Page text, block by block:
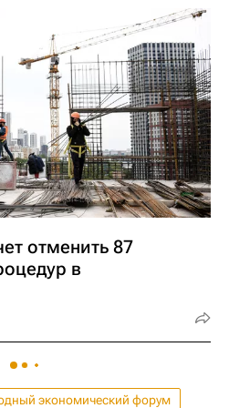
отменить 87
в
экономический форум